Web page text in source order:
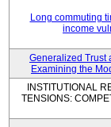
Long commuting
income
Generalized Trust
Examining the
INSTITUTIONAL
TENSIONS: